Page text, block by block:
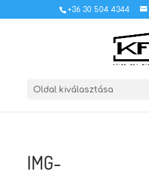
+36 30 504 4344
Oldal kiválasztása
IMG-